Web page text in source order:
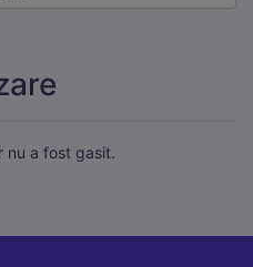
nu a fost gasit.